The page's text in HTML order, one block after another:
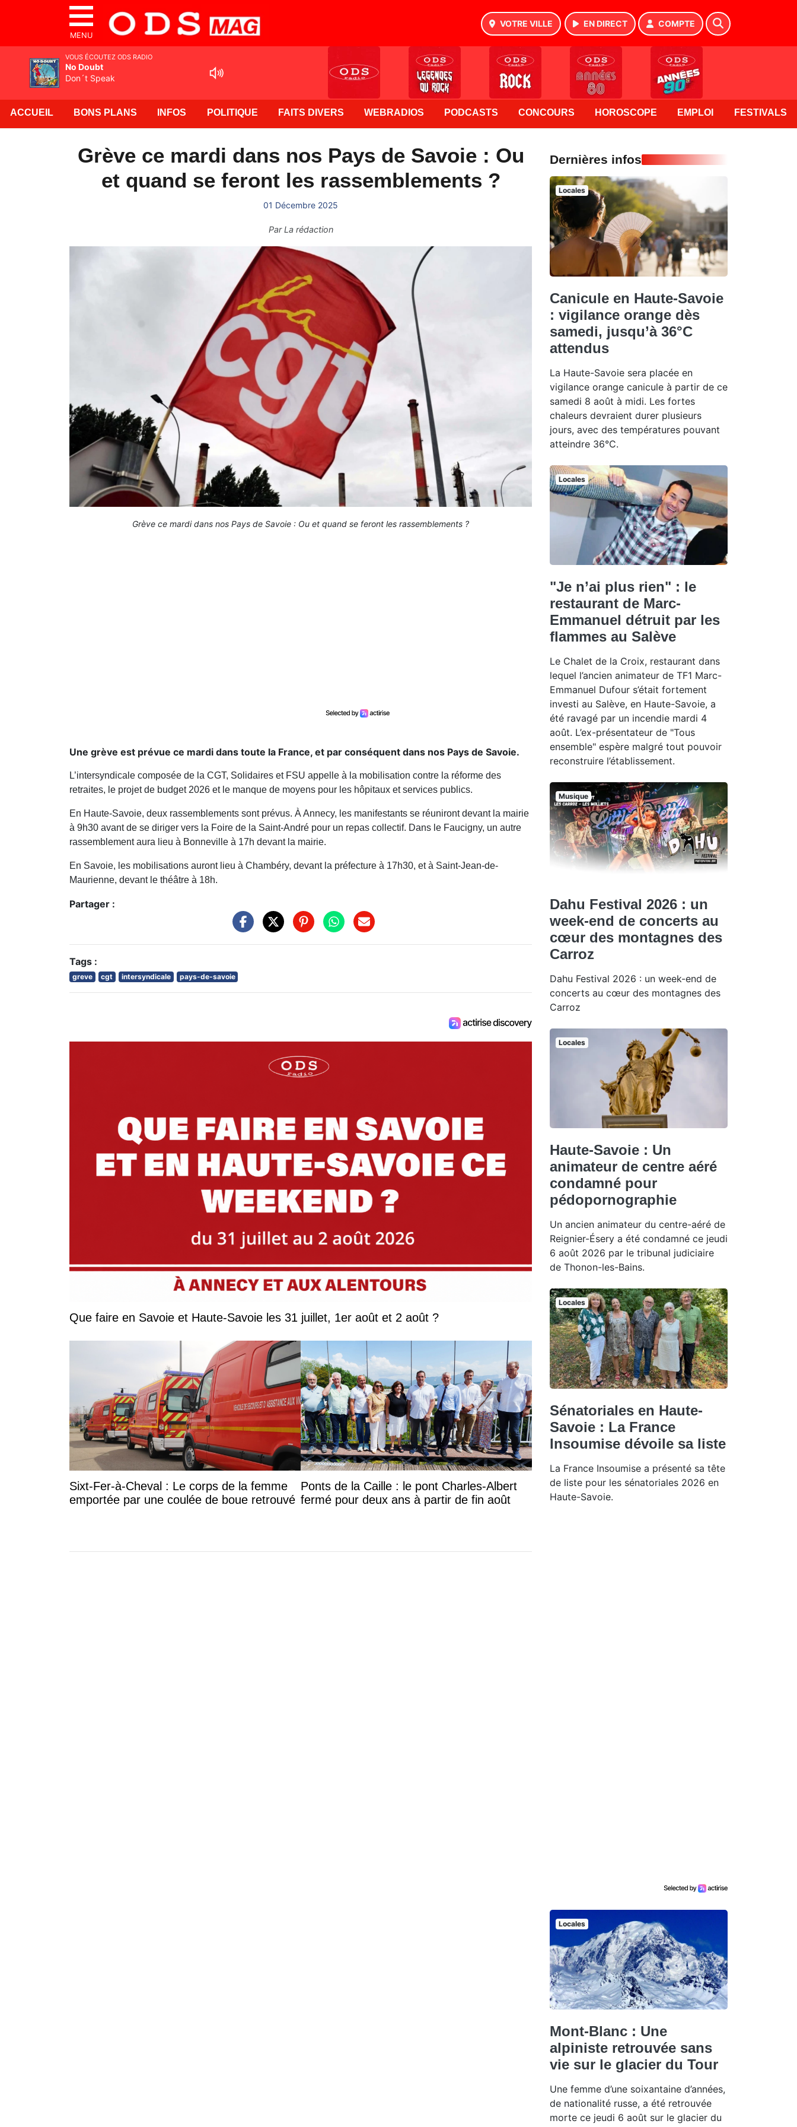
MENU
VOTRE VILLE EN DIRECT COMPTE
ACCUEIL BONS PLANS INFOS POLITIQUE FAITS DIVERS WEBRADIOS PODCASTS CONCOURS HOROSCOPE EMPLOI FESTIVALS
Grève ce mardi dans nos Pays de Savoie : Ou
et quand se feront les rassemblements ?
01 Décembre 2025
ParLa rédaction
Grève ce mardi dans nos Pays de Savoie : Ou et quand se feront les rassemblements ?
Une grève est prévue ce mardi dans toute la France, et par conséquent dans nos Pays de Savoie.
L’intersyndicale composée de la CGT, Solidaires et FSU appelle à la mobilisation contre la réforme des
retraites, le projet de budget 2026 et le manque de moyens pour les hôpitaux et services publics.
En Haute-Savoie, deux rassemblements sont prévus. À Annecy, les manifestants se réuniront devant la mairie
à 9h30 avant de se diriger vers la Foire de la Saint-André pour un repas collectif. Dans le Faucigny, un autre
rassemblement aura lieu à Bonneville à 17h devant la mairie.
En Savoie, les mobilisations auront lieu à Chambéry, devant la préfecture à 17h30, et à Saint-Jean-de-
Maurienne, devant le théâtre à 18h.
Partager :
Tags :
greve cgt intersyndicale pays-de-savoie
Que faire en Savoie et Haute-Savoie les 31 juillet, 1er août et 2 août ?
Sixt-Fer-à-Cheval : Le corps de la femme
emportée par une coulée de boue retrouvé
Ponts de la Caille : le pont Charles-Albert
fermé pour deux ans à partir de fin août
Dernières infos
Locales
Canicule en Haute-Savoie
: vigilance orange dès
samedi, jusqu’à 36°C
attendus
La Haute-Savoie sera placée en
vigilance orange canicule à partir de ce
samedi 8 août à midi. Les fortes
chaleurs devraient durer plusieurs
jours, avec des températures pouvant
atteindre 36°C.
Locales
"Je n’ai plus rien" : le
restaurant de Marc-
Emmanuel détruit par les
flammes au Salève
Le Chalet de la Croix, restaurant dans
lequel l’ancien animateur de TF1 Marc-
Emmanuel Dufour s’était fortement
investi au Salève, en Haute-Savoie, a
été ravagé par un incendie mardi 4
août. L’ex-présentateur de "Tous
ensemble" espère malgré tout pouvoir
reconstruire l’établissement.
Musique
Dahu Festival 2026 : un
week-end de concerts au
cœur des montagnes des
Carroz
Dahu Festival 2026 : un week-end de
concerts au cœur des montagnes des
Carroz
Locales
Haute-Savoie : Un
animateur de centre aéré
condamné pour
pédopornographie
Un ancien animateur du centre-aéré de
Reignier-Ésery a été condamné ce jeudi
6 août 2026 par le tribunal judiciaire
de Thonon-les-Bains.
Locales
Sénatoriales en Haute-
Savoie : La France
Insoumise dévoile sa liste
La France Insoumise a présenté sa tête
de liste pour les sénatoriales 2026 en
Haute-Savoie.
Locales
Mont-Blanc : Une
alpiniste retrouvée sans
vie sur le glacier du Tour
Une femme d’une soixantaine d’années,
de nationalité russe, a été retrouvée
morte ce jeudi 6 août sur le glacier du
VOUS ÉCOUTEZ ODS RADIO
No Doubt
Don´t Speak